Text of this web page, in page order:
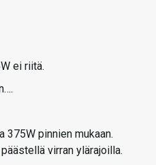
ei riitä.
375W pinnien mukaan.
virran ylärajoilla.